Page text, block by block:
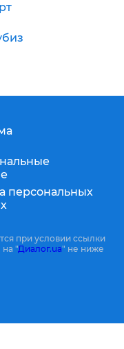
персональных
при условии ссылки
"Диалог.ua" не ниже